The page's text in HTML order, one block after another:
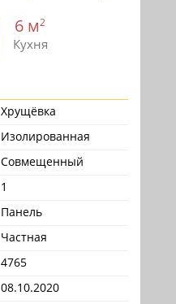
6 м2
Кухня
Хрущёвка
Изолированная
Совмещенный
1
Панель
Частная
4765
08.10.2020